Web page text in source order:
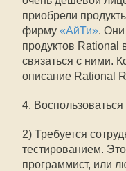
приобрели
фирму «АйТи».
продуктов Rational
связаться с ними.
описание Rational
4.
2) Требуется
тестированием.
программист, или